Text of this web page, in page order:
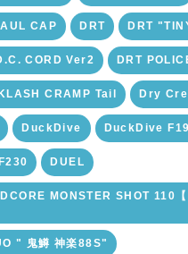
CAP DRT DRT
CORD Ver2 DRT
CRAMP Tail Dry
DuckDive DuckDive
DUEL
MONSTER SHOT 110【
" 鬼鱒 神楽88S"